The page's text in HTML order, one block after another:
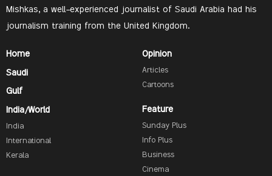
Mishkas, a well-experienced journalist of Saudi Arabia had his
journalism training from the United Kingdom.
Home
Saudi
Gulf
India/World
India
International
Kerala
Opinion
Articles
Cartoons
Feature
Sunday Plus
Info Plus
Business
Cinema